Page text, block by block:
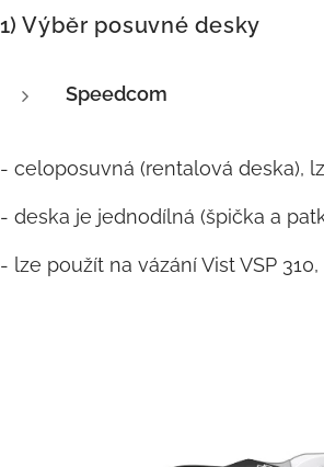
1) Výběr posuvné desky
Speedcom
- celoposuvná (rentalová deska),
- deska je jednodílná (špička a
- lze použít na vázání Vist VSP 310,